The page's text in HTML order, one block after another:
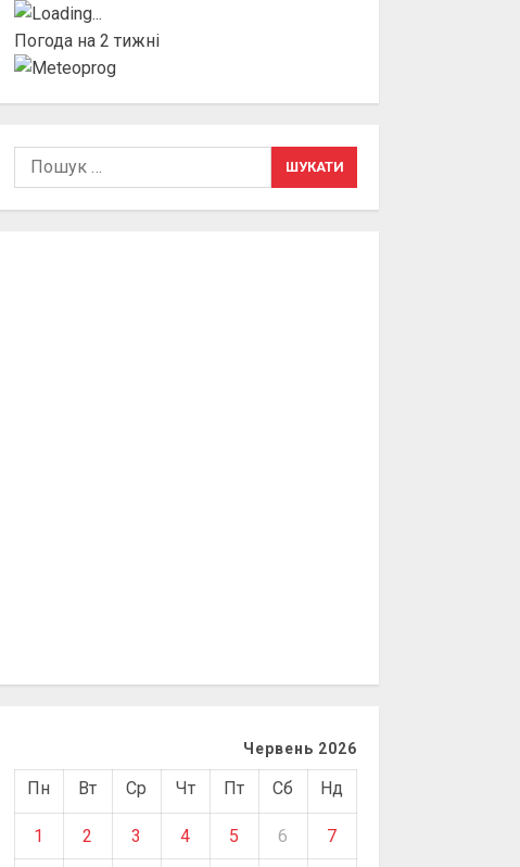
Погода на 2 тижні
Пошук:
Червень 2026
Пн Вт Ср Чт Пт Сб Нд
1 2 3 4 5 6 7